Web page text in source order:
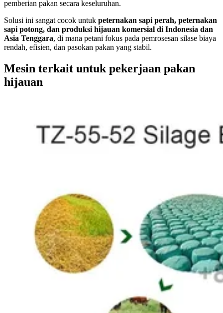
pemberian pakan secara keseluruhan.
Solusi ini sangat cocok untuk peternakan sapi perah, peternakan
sapi potong, dan produksi hijauan komersial di Indonesia dan
Asia Tenggara, di mana petani fokus pada pemrosesan silase biaya
rendah, efisien, dan pasokan pakan yang stabil.
Mesin terkait untuk pekerjaan pakan
hijauan